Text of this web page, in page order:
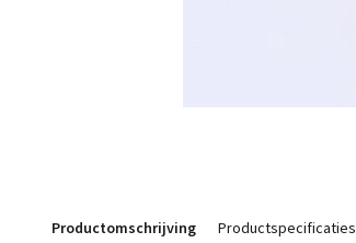
Productomschrijving Productspecificaties